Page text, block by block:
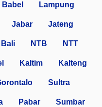
Babel Lampung
Jabar Jateng
Bali NTB NTT
Kaltim Kalteng
Sultra
Pabar Sumbar